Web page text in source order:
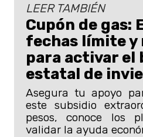
LEER TAMBIÉN
Cupón de gas:
fechas límite
para activar el
estatal de
Asegura tu apoyo
este subsidio
pesos, conoce los
validar la ayuda